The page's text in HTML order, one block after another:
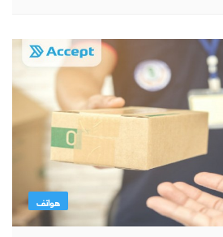
هواتف